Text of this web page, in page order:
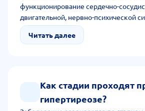
функционирование сердечно-
двигательной, нервно-психической
осложнения со стороны глаз, кожи,
системы. Одним из самых острых и
Читать далее
Как стадии проходят
гипертиреозе?